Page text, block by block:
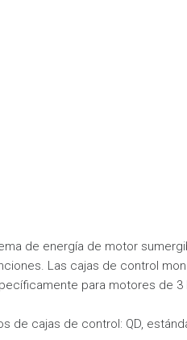
de energía de motor
Las cajas de control
para motores de 3
de cajas de control: QD,